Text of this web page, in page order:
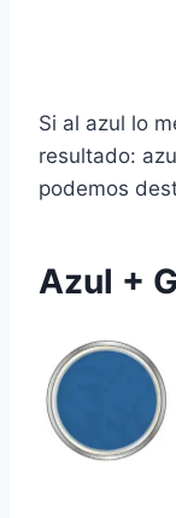
Si al azul lo
resultado:
podemos
Azul +